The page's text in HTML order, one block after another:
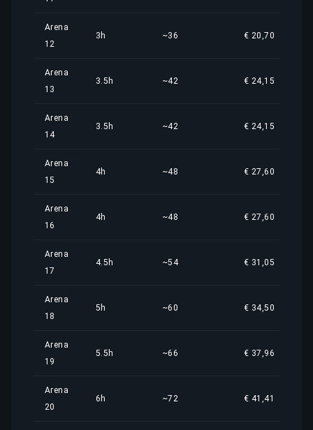
Arena
12
3h ~36 € 20,70
Arena
13
3.5h ~42 € 24,15
Arena
14
3.5h ~42 € 24,15
Arena
15
4h ~48 € 27,60
Arena
16
4h ~48 € 27,60
Arena
17
4.5h ~54 € 31,05
Arena
18
5h ~60 € 34,50
Arena
19
5.5h ~66 € 37,96
Arena
20
6h ~72 € 41,41